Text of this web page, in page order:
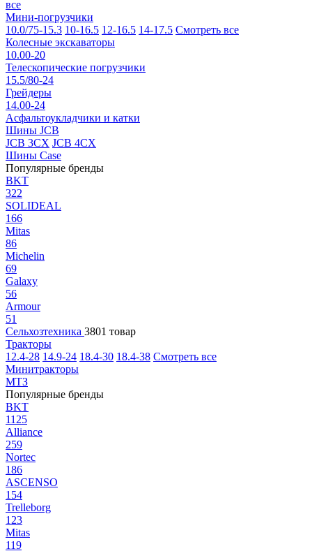
все
Мини-погрузчики
10.0/75-15.3 10-16.5 12-16.5 14-17.5 Смотреть все
Колесные экскаваторы
10.00-20
Телескопические погрузчики
15.5/80-24
Грейдеры
14.00-24
Асфальтоукладчики и катки
Шины JCB
JCB 3CX JCB 4CX
Шины Case
Популярные бренды
BKT
322
SOLIDEAL
166
Mitas
86
Michelin
69
Galaxy
56
Armour
51
Сельхозтехника 3801 товар
Тракторы
12.4-28 14.9-24 18.4-30 18.4-38 Смотреть все
Минитракторы
МТЗ
Популярные бренды
BKT
1125
Alliance
259
Nortec
186
ASCENSO
154
Trelleborg
123
Mitas
119